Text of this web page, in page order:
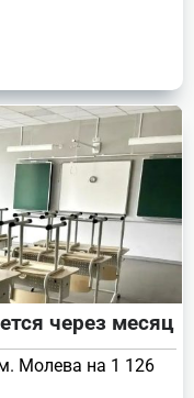
через месяц
Молева на 1 126